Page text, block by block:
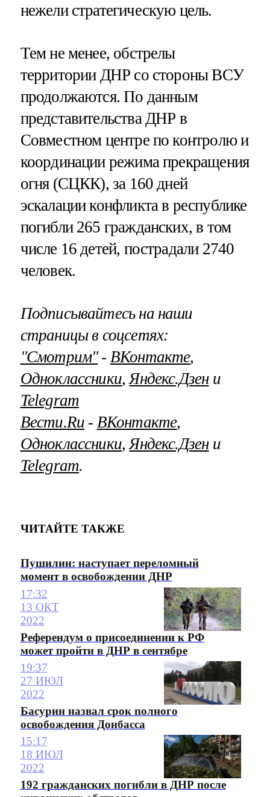
нежели стратегическую цель.
Тем не менее, обстрелы
территории ДНР со стороны ВСУ
продолжаются. По данным
представительства ДНР в
Совместном центре по контролю и
координации режима прекращения
огня (СЦКК), за 160 дней
эскалации конфликта в республике
погибли 265 гражданских, в том
числе 16 детей, пострадали 2740
человек.
Подписывайтесь на наши
страницы в соцсетях:
"Смотрим"‐ ВКонтакте,
Одноклассники,Яндекс.Дзени
Telegram
Вести.Ru ‐ ВКонтакте,
Одноклассники,Яндекс.Дзени
Telegram.
ЧИТАЙТЕ ТАКЖЕ
Пушилин: наступает переломный
момент в освобождении ДНР
17:32
13 ОКТ
2022
Референдум о присоединении к РФ
может пройти в ДНР в сентябре
19:37
27 ИЮЛ
2022
Басурин назвал срок полного
освобождения Донбасса
15:17
18 ИЮЛ
2022
192 гражданских погибли в ДНР после